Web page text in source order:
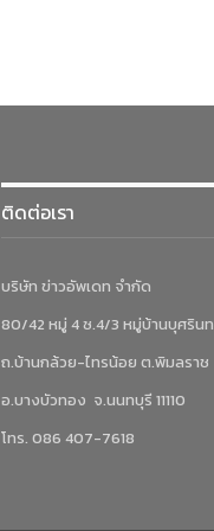
ติดต่อเรา
บริษัท ข่าวอัพเดท จำกัด
80/42 หมู่ 4 ซ.4/3 หมู่บ้านบุศริน
ถ.บ้านกล้วย-ไทรน้อย ต.พิมลราช
อ.บางบัวทอง จ.นนทบุรี 11110
โทร. 086 407-7618